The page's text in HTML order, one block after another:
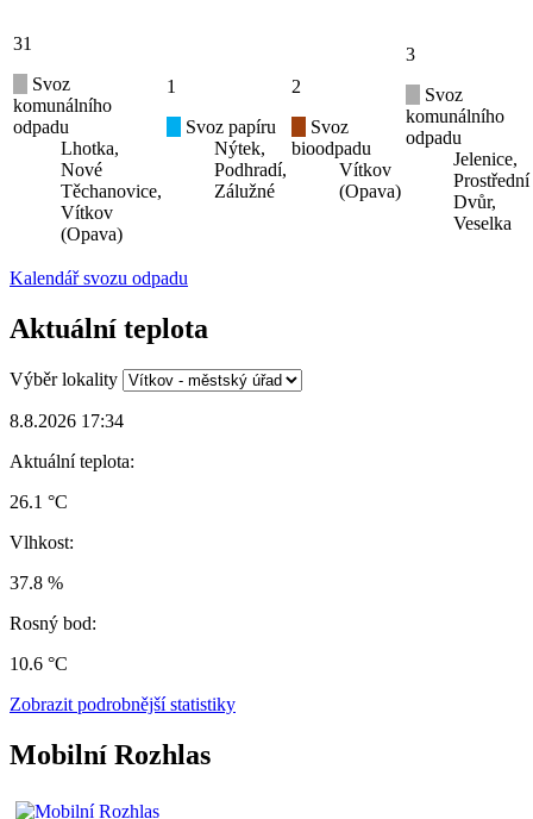
31
Svoz
komunálního
odpadu
Lhotka,
Nové
Těchanovice,
Vítkov
(Opava)
1
Svoz papíru
Nýtek,
Podhradí,
Zálužné
2
Svoz
bioodpadu
Vítkov
(Opava)
3
Svoz
komunálního
odpadu
Jelenice,
Prostřední
Dvůr,
Veselka
Kalendář svozu odpadu
Aktuální teplota
Výběr lokality
8.8.2026 17:34
Aktuální teplota:
26.1 °C
Vlhkost:
37.8 %
Rosný bod:
10.6 °C
Zobrazit podrobnější statistiky
Mobilní Rozhlas